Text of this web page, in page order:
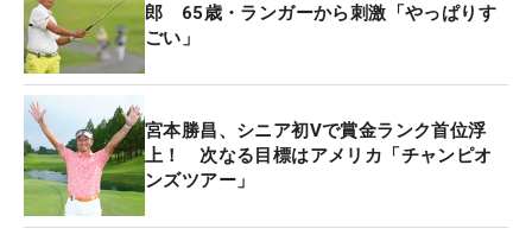
郎 65歳・ランガーから刺激「やっぱりす
ごい」
宮本勝昌、シニア初Vで賞金ランク首位浮
上！ 次なる目標はアメリカ「チャンピオ
ンズツアー」